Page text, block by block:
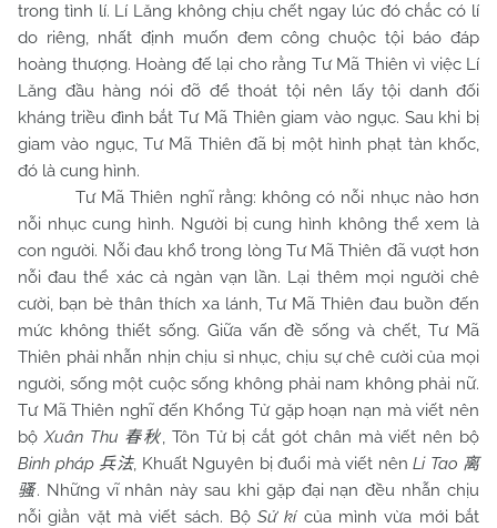
trong tình lí. Lí Lăng không chịu chết ngay lúc đó chắc có lí
do riêng, nhất định muốn đem công chuộc tội báo đáp
hoàng thượng. Hoàng đế lại cho rằng Tư Mã Thiên vì việc Lí
Lăng đầu hàng nói đỡ để thoát tội nên lấy tội danh đối
kháng triều đình bắt Tư Mã Thiên giam vào ngục. Sau khi bị
giam vào ngục, Tư Mã Thiên đã bị một hình phạt tàn khốc,
đó là cung hình.
Tư Mã Thiên nghĩ rằng: không có nỗi nhục nào hơn
nỗi nhục cung hình. Người bị cung hình không thể xem là
con người. Nỗi đau khổ trong lòng Tư Mã Thiên đã vượt hơn
nỗi đau thể xác cả ngàn vạn lần. Lại thêm mọi người chê
cười, bạn bè thân thích xa lánh, Tư Mã Thiên đau buồn đến
mức không thiết sống. Giữa vấn đề sống và chết, Tư Mã
Thiên phải nhẫn nhịn chịu sỉ nhục, chịu sự chê cười của mọi
người, sống một cuộc sống không phải nam không phải nữ.
Tư Mã Thiên nghĩ đến Khổng Tử gặp hoạn nạn mà viết nên
bộXuân Thu 春秋, Tôn Tử bị cắt gót chân mà viết nên bộ
Binh pháp 兵法, Khuất Nguyên bị đuổi mà viết nên Li Tao 离
骚. Những vĩ nhân này sau khi gặp đại nạn đều nhẫn chịu
nỗi giằn vặt mà viết sách. BộSử kícủa mình vừa mới bắt